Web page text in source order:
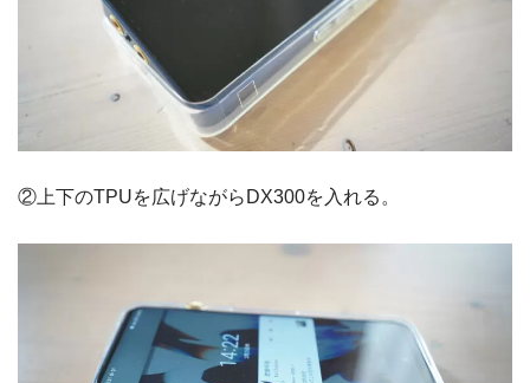
②上下のTPUを広げながらDX300を入れる。